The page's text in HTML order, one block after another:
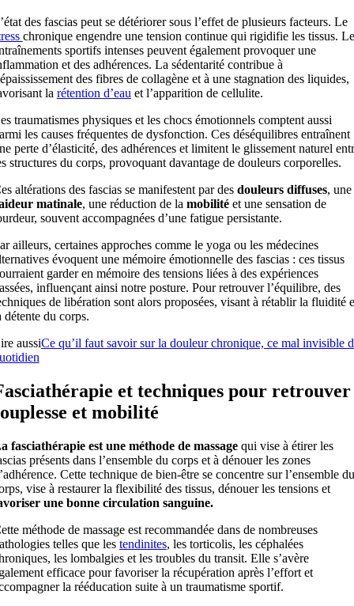
des fascias peut se détériorer sous l’effet de plusieurs facteurs. Le
chronique engendre une tension continue qui rigidifie les tissus.
sportifs intenses peuvent également provoquer une
et des adhérences. La sédentarité contribue à
des fibres de collagène et à une stagnation des liquides,
la rétention d’eau et l’apparition de cellulite.
traumatismes physiques et les chocs émotionnels comptent aussi
les causes fréquentes de dysfonction. Ces déséquilibres entraînent
perte d’élasticité, des adhérences et limitent le glissement naturel
structures du corps, provoquant davantage de douleurs corporelles.
altérations des fascias se manifestent par des douleurs diffuses, une
matinale, une réduction de la mobilité et une sensation de
souvent accompagnées d’une fatigue persistante.
ailleurs, certaines approches comme le yoga ou les médecines
évoquent une mémoire émotionnelle des fascias : ces tissus
garder en mémoire des tensions liées à des expériences
influençant ainsi notre posture. Pour retrouver l’équilibre, des
de libération sont alors proposées, visant à rétablir la fluidité
détente du corps.
aussiCe qu’il faut savoir sur la douleur chronique, ce mal invisible
et techniques pour retrouver
et mobilité
fasciathérapie est une méthode de massage qui vise à étirer les
présents dans l’ensemble du corps et à dénouer les zones
Cette technique de bien-être se concentre sur l’ensemble du
vise à restaurer la flexibilité des tissus, dénouer les tensions et
une bonne circulation sanguine.
méthode de massage est recommandée dans de nombreuses
telles que les tendinites, les torticolis, les céphalées
les lombalgies et les troubles du transit. Elle s’avère
efficace pour favoriser la récupération après l’effort et
la rééducation suite à un traumatisme sportif.